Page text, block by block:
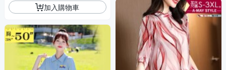
加入購物車